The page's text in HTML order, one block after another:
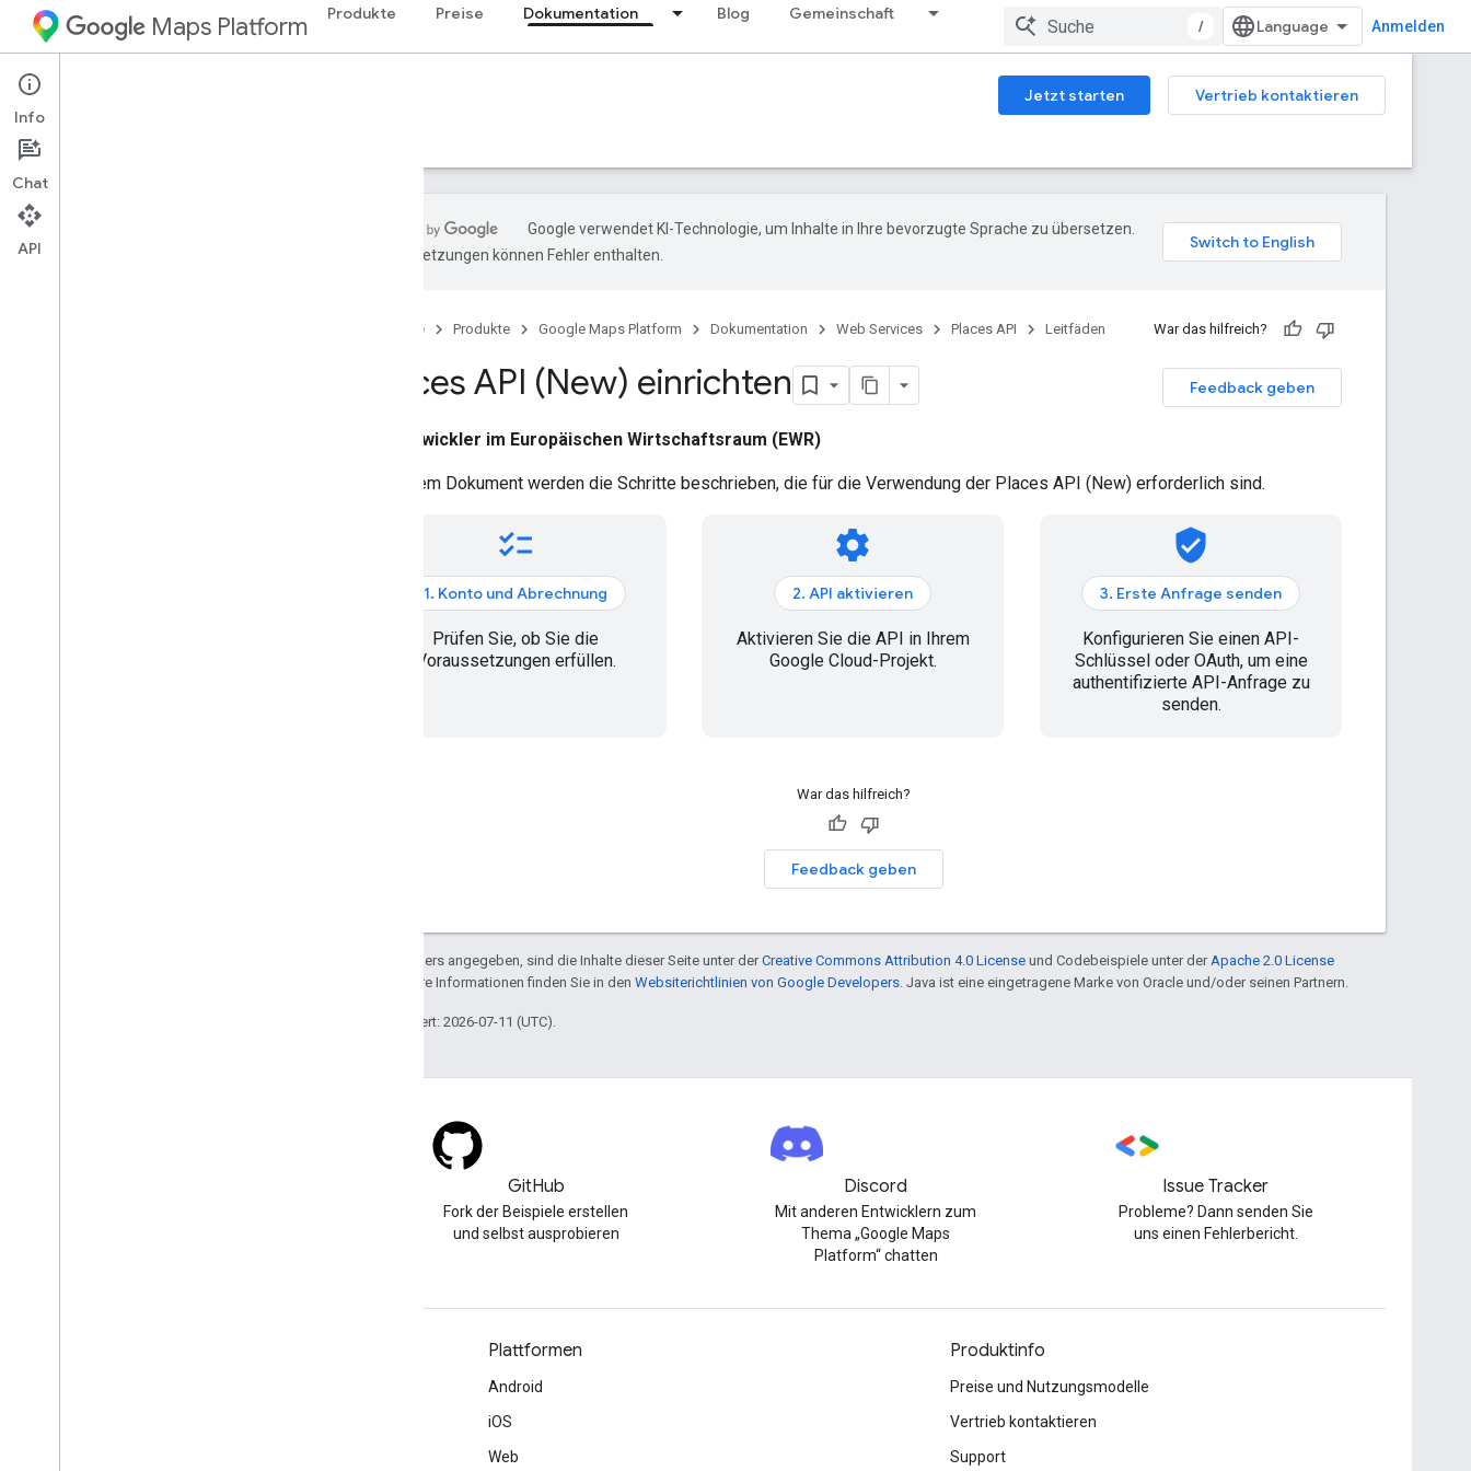
Maps Platform Produkte Preise Dokumentation Blog Gemeinschaft
/ Anmelden
Web Services Jetzt starten
Vertrieb kontaktieren
Leitfäden
Google verwendet KI-Technologie, um Inhalte in Ihre bevorzugte Sprache zu übersetzen.
KI-Übersetzungen können Fehler enthalten.
Startseite Produkte Google Maps Platform Dokumentation Web Services Places API Leitfäden War das hilfreich?
Feedback geben
Places API (New) einrichten
Entwickler im Europäischen Wirtschaftsraum (EWR)
In diesem Dokument werden die Schritte beschrieben, die für die Verwendung der Places API (New) erforderlich sind.
checklist
1. Konto und Abrechnung
Prüfen Sie, ob Sie die
Voraussetzungen erfüllen.
settings
2. API aktivieren
Aktivieren Sie die API in Ihrem
Google Cloud-Projekt.
verified_user
3. Erste Anfrage senden
Konfigurieren Sie einen API-
Schlüssel oder OAuth, um eine
authentifizierte API-Anfrage zu
senden.
War das hilfreich?
Feedback geben
Sofern nicht anders angegeben, sind die Inhalte dieser Seite unter derCreative Commons Attribution 4.0 License und Codebeispiele unter der Apache 2.0 License
lizenziert. Weitere Informationen finden Sie in den Websiterichtlinien von Google Developers . Java ist eine eingetragene Marke von Oracle und/oder seinen Partnern.
Zuletzt aktualisiert: 2026-07-11 (UTC).
GitHub
Fork der Beispiele erstellen
und selbst ausprobieren
Discord
Mit anderen Entwicklern zum
Thema „Google Maps
Platform“ chatten
Issue Tracker
Probleme? Dann senden Sie
uns einen Fehlerbericht.
Plattformen
Android
iOS
Web
Produktinfo
Preise und Nutzungsmodelle
Vertrieb kontaktieren
Support
Info
Chat
API